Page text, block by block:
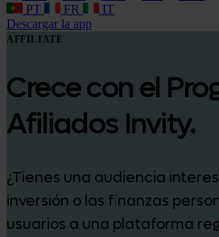
PT
FR
IT
Descargar la app
AFFILIATE
Crece con el
Afiliados Invity.
¿Tienes una audiencia
inversión o las finanzas
usuarios a una plataforma